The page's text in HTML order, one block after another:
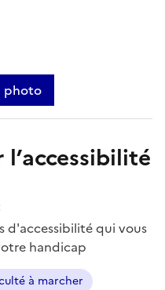
photo
d'accessibilité qui vous
handicap
à marcher